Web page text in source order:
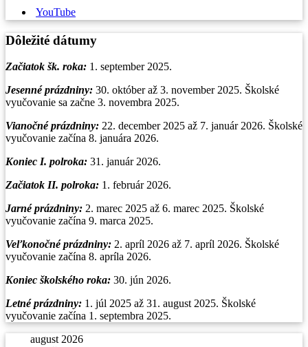
YouTube
Dôležité dátumy
Začiatok šk. roka: 1. september 2025.
Jesenné prázdniny: 30. október až 3. november 2025. Školské
vyučovanie sa začne 3. novembra 2025.
Vianočné prázdniny: 22. december 2025 až 7. január 2026. Školské
vyučovanie začína 8. januára 2026.
Koniec I. polroka: 31. január 2026.
Začiatok II. polroka: 1. február 2026.
Jarné prázdniny: 2. marec 2025 až 6. marec 2025. Školské
vyučovanie začína 9. marca 2025.
Veľkonočné prázdniny: 2. apríl 2026 až 7. apríl 2026. Školské
vyučovanie začína 8. apríla 2026.
Koniec školského roka: 30. jún 2026.
Letné prázdniny: 1. júl 2025 až 31. august 2025. Školské
vyučovanie začína 1. septembra 2025.
august 2026